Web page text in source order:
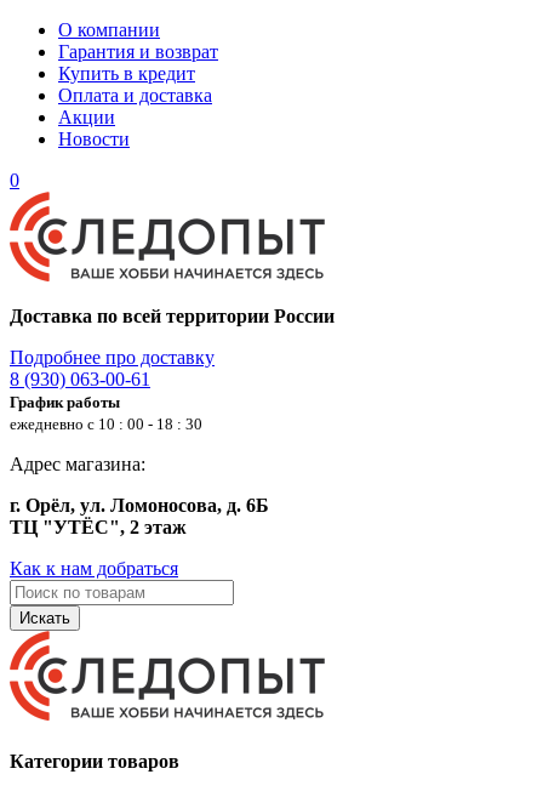
О компании
Гарантия и возврат
Купить в кредит
Оплата и доставка
Акции
Новости
0
Доставка по всей территории России
Подробнее про доставку
8 (930) 063-00-61
График работы
ежедневно с 10 : 00 - 18 : 30
Адрес магазина:
г. Орёл, ул. Ломоносова, д. 6Б
ТЦ "УТЁС", 2 этаж
Как к нам добраться
Искать
Категории товаров